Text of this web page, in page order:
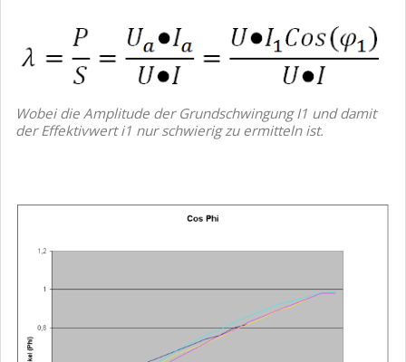
Wobei die Amplitude der Grundschwingung I1 und damit
der Effektivwert i1 nur schwierig zu ermitteln ist.